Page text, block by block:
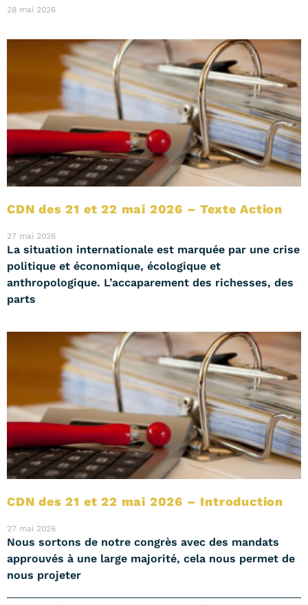
28 mai 2026
CDN des 21 et 22 mai 2026 – Texte Action
27 mai 2026
La situation internationale est marquée par une crise
politique et économique, écologique et
anthropologique. L’accaparement des richesses, des
parts
CDN des 21 et 22 mai 2026 – Introduction
27 mai 2026
Nous sortons de notre congrès avec des mandats
approuvés à une large majorité, cela nous permet de
nous projeter